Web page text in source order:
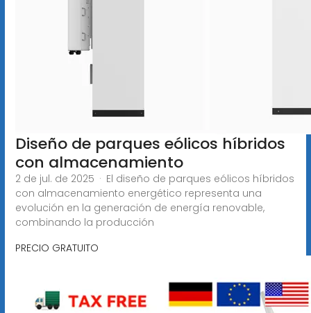
Diseño de parques eólicos híbridos
con almacenamiento
2 de jul. de 2025 · El diseño de parques eólicos híbridos
con almacenamiento energético representa una
evolución en la generación de energía renovable,
combinando la producción
PRECIO GRATUITO